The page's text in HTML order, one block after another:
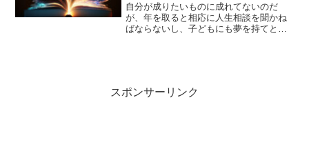
自分が成りたいものに成れてないのだ
が、年を取ると相応に人生相談を聞かね
ばならないし、子どもにも夢を持てとか
スポンサーリンク